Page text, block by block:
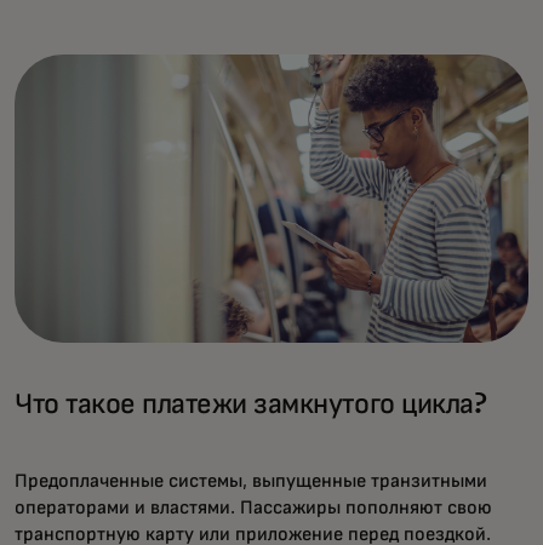
Что такое платежи замкнутого цикла?
Предоплаченные системы, выпущенные транзитными
операторами и властями. Пассажиры пополняют свою
транспортную карту или приложение перед поездкой.